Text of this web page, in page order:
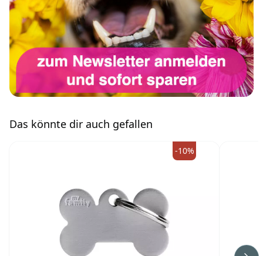
Das könnte dir auch gefallen
-10%